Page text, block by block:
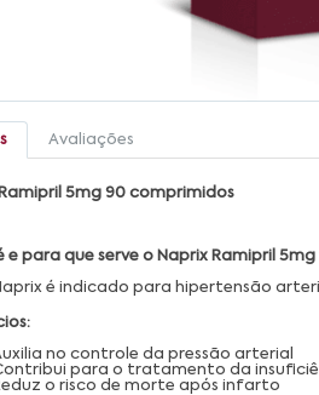
Avaliações
5mg 90 comprimidos
e para que serve o Naprix Ramipril
é indicado para hipertensão
no controle da pressão arterial
para o tratamento da
o risco de morte após infarto